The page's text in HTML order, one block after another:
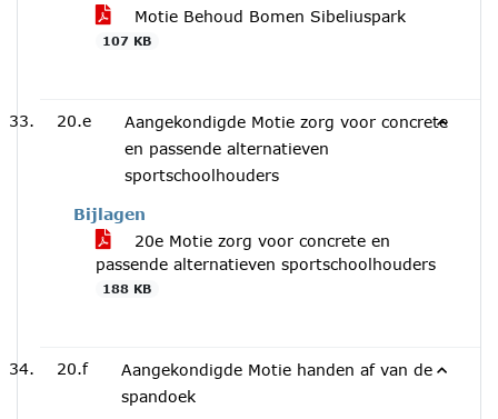
Motie Behoud Bomen Sibeliuspark
107 KB
20.e
Aangekondigde Motie zorg voor concrete
en passende alternatieven
sportschoolhouders
Bijlagen
20e Motie zorg voor concrete en
passende alternatieven sportschoolhouders
188 KB
20.f
Aangekondigde Motie handen af van de
spandoek